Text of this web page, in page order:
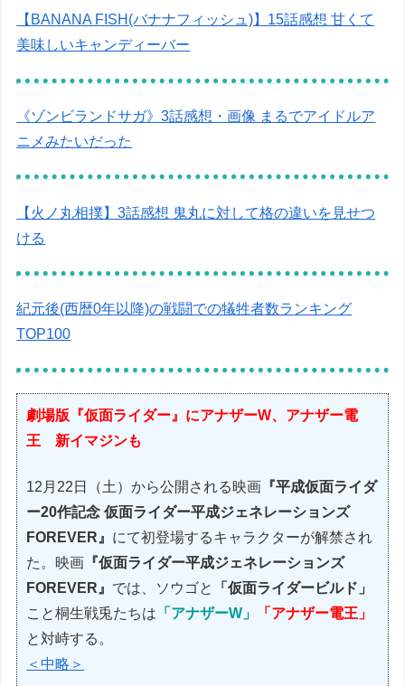
【BANANA FISH(バナナフィッシュ)】15話感想 甘くて
美味しいキャンディーバー
《ゾンビランドサガ》3話感想・画像 まるでアイドルア
ニメみたいだった
【火ノ丸相撲】3話感想 鬼丸に対して格の違いを見せつ
ける
紀元後(西暦0年以降)の戦闘での犠牲者数ランキング
TOP100
劇場版『仮面ライダー』にアナザーW、アナザー電
王 新イマジンも
12月22日（土）から公開される映画 『平成仮面ライダ
ー20作記念 仮面ライダー平成ジェネレーションズ
FOREVER』 にて初登場するキャラクターが解禁され
た。映画 『仮面ライダー平成ジェネレーションズ
FOREVER』 では、ソウゴと
「仮面ライダービルド」
こと桐生戦兎たちは 「アナザーW」
「アナザー電王」
と対峙する。
＜中略＞